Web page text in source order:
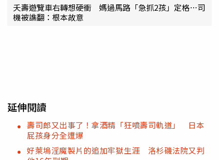
夭壽遊覽車右轉想硬衝 媽過馬路「急抓2孩」定格…司
機被譙翻：根本故意
延伸閱讀
壽司郎又出事了！拿酒精「狂噴壽司軌道」 日本
屁孩身分全遭爆
好萊塢淫魔製片的追加牢獄生涯 洛杉磯法院又判